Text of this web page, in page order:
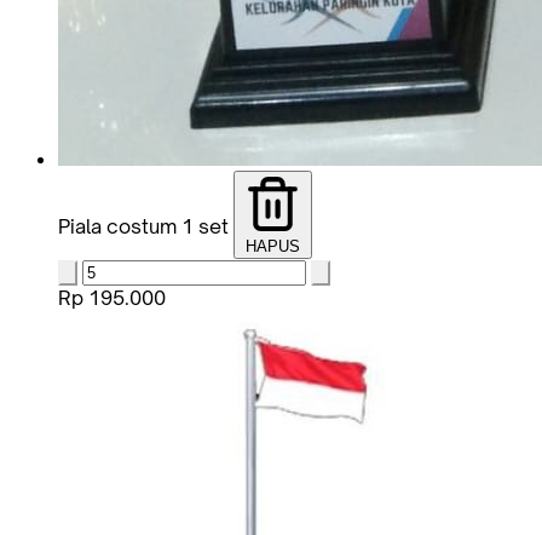
Piala costum 1 set
HAPUS
Rp 195.000